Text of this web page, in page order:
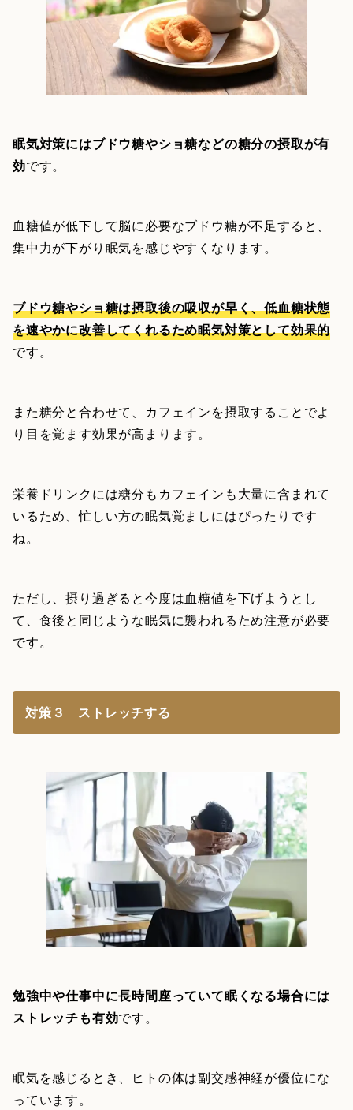
眠気対策にはブドウ糖やショ糖などの糖分の摂取が有
効です。
血糖値が低下して脳に必要なブドウ糖が不足すると、
集中力が下がり眠気を感じやすくなります。
ブドウ糖やショ糖は摂取後の吸収が早く、低血糖状態
を速やかに改善してくれるため眠気対策として効果的
です。
また糖分と合わせて、カフェインを摂取することでよ
り目を覚ます効果が高まります。
栄養ドリンクには糖分もカフェインも大量に含まれて
いるため、忙しい方の眠気覚ましにはぴったりです
ね。
ただし、摂り過ぎると今度は血糖値を下げようとし
て、食後と同じような眠気に襲われるため注意が必要
です。
対策３ ストレッチする
勉強中や仕事中に長時間座っていて眠くなる場合には
ストレッチも有効です。
眠気を感じるとき、ヒトの体は副交感神経が優位にな
っています。